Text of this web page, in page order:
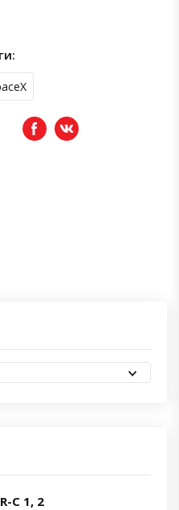
FacebookвКонтакте
C 1, 2